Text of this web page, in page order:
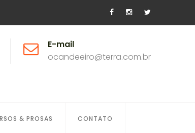
E-mail
ocandeeiro@terra.com.br
& PROSAS CONTATO